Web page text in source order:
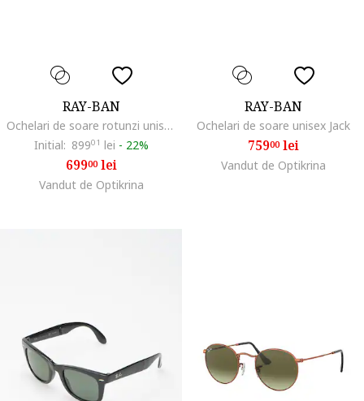
RAY-BAN
Ochelari de soare rotunzi unisex cu rama metalica, Auriu/Transparent
Initial: 89901 lei - 22%
69900lei
Vandut de Optikrina
RAY-BAN
Ochelari de soare unisex Jack
75900lei
Vandut de Optikrina